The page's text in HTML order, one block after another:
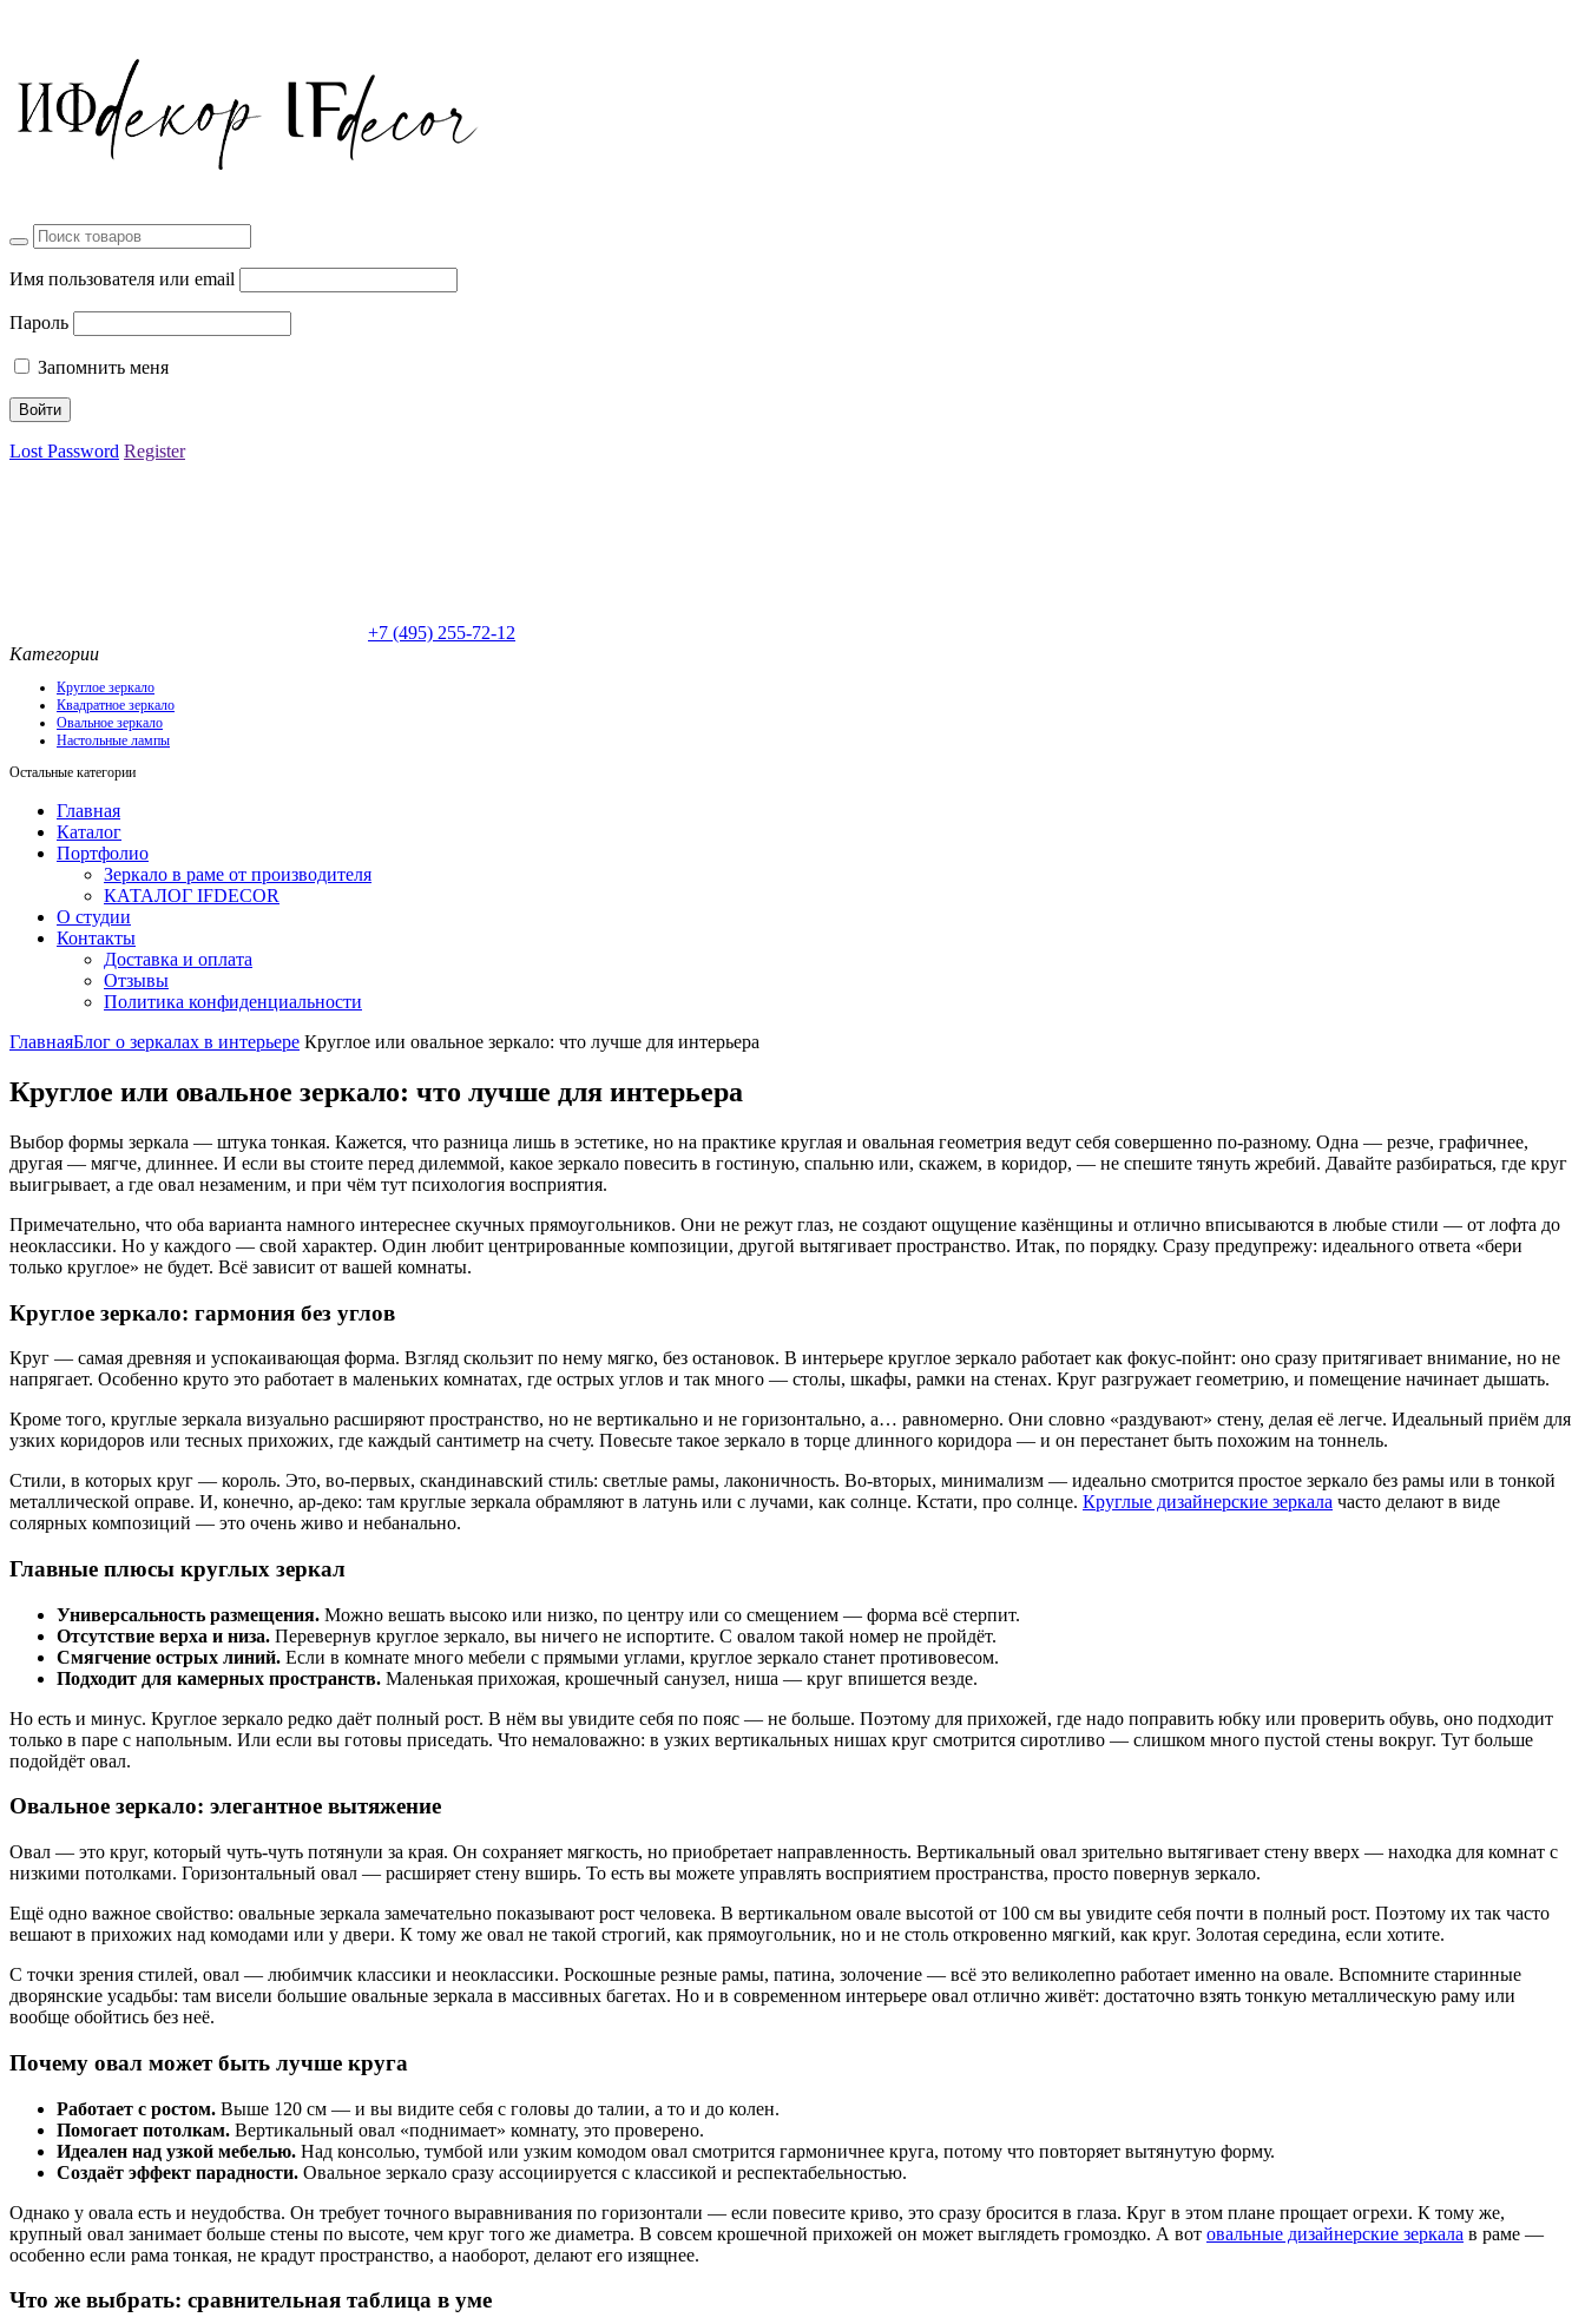
Имя пользователя или email
Пароль
Запомнить меня
Lost Password Register
+7 (495) 255-72-12
Категории
Круглое зеркало
Квадратное зеркало
Овальное зеркало
Настольные лампы
Остальные категории
Главная
Каталог
Портфолио
Зеркало в раме от производителя
КАТАЛОГ IFDECOR
О студии
Контакты
Доставка и оплата
Отзывы
Политика конфиденциальности
ГлавнаяБлог о зеркалах в интерьере Круглое или овальное зеркало: что лучше для интерьера
Круглое или овальное зеркало: что лучше для интерьера
Выбор формы зеркала — штука тонкая. Кажется, что разница лишь в эстетике, но на практике круглая и овальная геометрия ведут себя совершенно по-разному. Одна — резче, графичнее,
другая — мягче, длиннее. И если вы стоите перед дилеммой, какое зеркало повесить в гостиную, спальню или, скажем, в коридор, — не спешите тянуть жребий. Давайте разбираться, где круг
выигрывает, а где овал незаменим, и при чём тут психология восприятия.
Примечательно, что оба варианта намного интереснее скучных прямоугольников. Они не режут глаз, не создают ощущение казёнщины и отлично вписываются в любые стили — от лофта до
неоклассики. Но у каждого — свой характер. Один любит центрированные композиции, другой вытягивает пространство. Итак, по порядку. Сразу предупрежу: идеального ответа «бери
только круглое» не будет. Всё зависит от вашей комнаты.
Круглое зеркало: гармония без углов
Круг — самая древняя и успокаивающая форма. Взгляд скользит по нему мягко, без остановок. В интерьере круглое зеркало работает как фокус-пойнт: оно сразу притягивает внимание, но не
напрягает. Особенно круто это работает в маленьких комнатах, где острых углов и так много — столы, шкафы, рамки на стенах. Круг разгружает геометрию, и помещение начинает дышать.
Кроме того, круглые зеркала визуально расширяют пространство, но не вертикально и не горизонтально, а… равномерно. Они словно «раздувают» стену, делая её легче. Идеальный приём для
узких коридоров или тесных прихожих, где каждый сантиметр на счету. Повесьте такое зеркало в торце длинного коридора — и он перестанет быть похожим на тоннель.
Стили, в которых круг — король. Это, во-первых, скандинавский стиль: светлые рамы, лаконичность. Во-вторых, минимализм — идеально смотрится простое зеркало без рамы или в тонкой
металлической оправе. И, конечно, ар-деко: там круглые зеркала обрамляют в латунь или с лучами, как солнце. Кстати, про солнце. Круглые дизайнерские зеркала часто делают в виде
солярных композиций — это очень живо и небанально.
Главные плюсы круглых зеркал
Универсальность размещения. Можно вешать высоко или низко, по центру или со смещением — форма всё стерпит.
Отсутствие верха и низа. Перевернув круглое зеркало, вы ничего не испортите. С овалом такой номер не пройдёт.
Смягчение острых линий. Если в комнате много мебели с прямыми углами, круглое зеркало станет противовесом.
Подходит для камерных пространств. Маленькая прихожая, крошечный санузел, ниша — круг впишется везде.
Но есть и минус. Круглое зеркало редко даёт полный рост. В нём вы увидите себя по пояс — не больше. Поэтому для прихожей, где надо поправить юбку или проверить обувь, оно подходит
только в паре с напольным. Или если вы готовы приседать. Что немаловажно: в узких вертикальных нишах круг смотрится сиротливо — слишком много пустой стены вокруг. Тут больше
подойдёт овал.
Овальное зеркало: элегантное вытяжение
Овал — это круг, который чуть-чуть потянули за края. Он сохраняет мягкость, но приобретает направленность. Вертикальный овал зрительно вытягивает стену вверх — находка для комнат с
низкими потолками. Горизонтальный овал — расширяет стену вширь. То есть вы можете управлять восприятием пространства, просто повернув зеркало.
Ещё одно важное свойство: овальные зеркала замечательно показывают рост человека. В вертикальном овале высотой от 100 см вы увидите себя почти в полный рост. Поэтому их так часто
вешают в прихожих над комодами или у двери. К тому же овал не такой строгий, как прямоугольник, но и не столь откровенно мягкий, как круг. Золотая середина, если хотите.
С точки зрения стилей, овал — любимчик классики и неоклассики. Роскошные резные рамы, патина, золочение — всё это великолепно работает именно на овале. Вспомните старинные
дворянские усадьбы: там висели большие овальные зеркала в массивных багетах. Но и в современном интерьере овал отлично живёт: достаточно взять тонкую металлическую раму или
вообще обойтись без неё.
Почему овал может быть лучше круга
Работает с ростом. Выше 120 см — и вы видите себя с головы до талии, а то и до колен.
Помогает потолкам. Вертикальный овал «поднимает» комнату, это проверено.
Идеален над узкой мебелью. Над консолью, тумбой или узким комодом овал смотрится гармоничнее круга, потому что повторяет вытянутую форму.
Создаёт эффект парадности. Овальное зеркало сразу ассоциируется с классикой и респектабельностью.
Однако у овала есть и неудобства. Он требует точного выравнивания по горизонтали — если повесите криво, это сразу бросится в глаза. Круг в этом плане прощает огрехи. К тому же,
крупный овал занимает больше стены по высоте, чем круг того же диаметра. В совсем крошечной прихожей он может выглядеть громоздко. А вот овальные дизайнерские зеркала в раме —
особенно если рама тонкая, не крадут пространство, а наоборот, делают его изящнее.
Что же выбрать: сравнительная таблица в уме